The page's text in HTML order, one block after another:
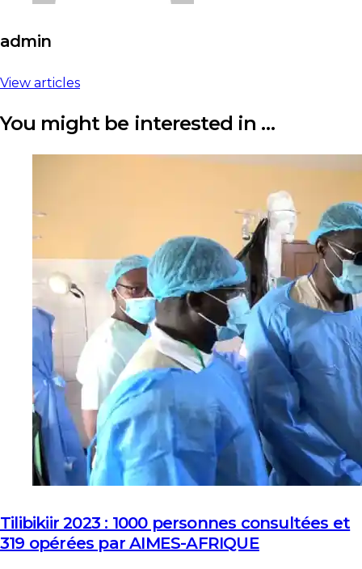
admin
View articles
You might be interested in …
Tilibikiir 2023 : 1000 personnes consultées et
319 opérées par AIMES-AFRIQUE